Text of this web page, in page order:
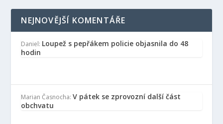
NEJNOVĚJŠÍ KOMENTÁŘE
Daniel: Loupež s pepřákem policie objasnila do 48
hodin
Marian Časnocha:V pátek se zprovozní další část
obchvatu